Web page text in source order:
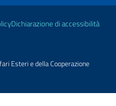
Dichiarazione di accessibilità
Esteri e della Cooperazione